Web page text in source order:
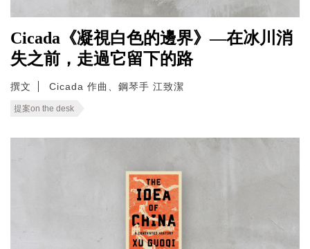
Cicada《凝視白色的邊界》—在冰川消
失之前，走過它留下的路
撰文 Cicada 作曲、鋼琴手 江致潔
提案on the desk